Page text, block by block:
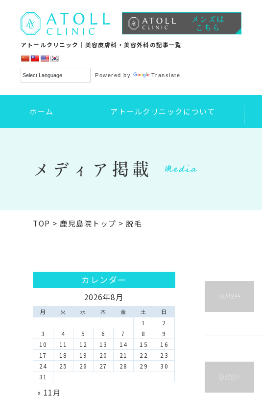
アトールクリニック｜美容皮膚科・美容外科の記事一覧
Powered by Translate
ホーム アトールクリニックについて
メディア掲載 Media
TOP > 鹿児島院トップ > 脱毛
カレンダー
2026年8月
月 火 水 木 金 土 日
1
2
3
4 5 6 7 8
9
10
11 12 13 14 15
16
17
18 19 20 21 22
23
24
25 26 27 28 29
30
31
« 11月